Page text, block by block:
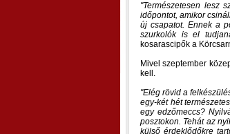
Természetesen lesz
időpontot, amikor
új csapatot. Ennek a
szurkolók is el
kosarascipők a
Mivel szeptember
kell.
Elég rövid a
egy-két hét
egy edzőmeccs?
posztokon. Tehát az
külső érdeklődőkre